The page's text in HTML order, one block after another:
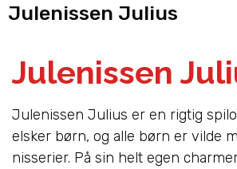
Julenissen Julius
Julenissen
Julenissen Julius er en rigtig
elsker børn, og alle børn er vilde
nisserier. På sin helt egen